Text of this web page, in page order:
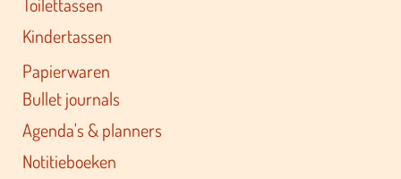
Kindertassen
Papierwaren
Bullet journals
Agenda's & planners
Notitieboeken